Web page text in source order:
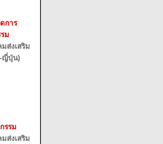
การ
ม
ส่งเสริม
-ญี่ปุ่น)
รรม
ส่งเสริม